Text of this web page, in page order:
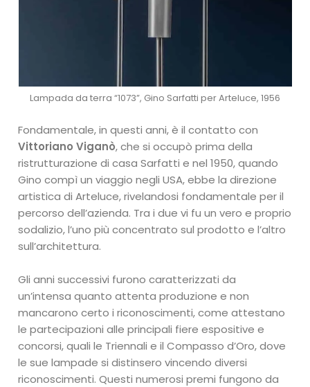
Lampada da terra “1073”, Gino Sarfatti per Arteluce, 1956
Fondamentale, in questi anni, è il contatto con
Vittoriano Viganò, che si occupò prima della
ristrutturazione di casa Sarfatti e nel 1950, quando
Gino compì un viaggio negli USA, ebbe la direzione
artistica di Arteluce, rivelandosi fondamentale per il
percorso dell’azienda. Tra i due vi fu un vero e proprio
sodalizio, l’uno più concentrato sul prodotto e l’altro
sull’architettura.
Gli anni successivi furono caratterizzati da
un’intensa quanto attenta produzione e non
mancarono certo i riconoscimenti, come attestano
le partecipazioni alle principali fiere espositive e
concorsi, quali le Triennali e il Compasso d’Oro, dove
le sue lampade si distinsero vincendo diversi
riconoscimenti. Questi numerosi premi fungono da